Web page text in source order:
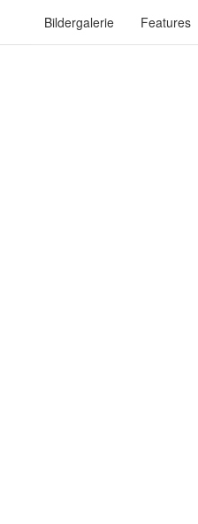
Bildergalerie Features